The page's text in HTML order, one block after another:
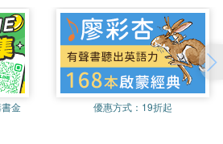
detail;
the technique; and
related to that technique.
analysis of mixed, multi-level,
categorical data models. It is ideal
and students working with
from the social and behavioral
金 優惠方式： 19折起